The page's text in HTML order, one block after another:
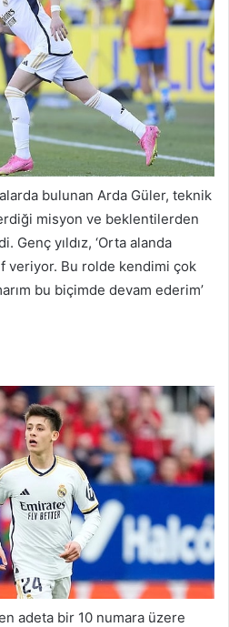
bulunan Arda Güler, teknik
misyon ve beklentilerden
Genç yıldız, ‘Orta alanda
veriyor. Bu rolde kendimi çok
bu biçimde devam ederim’
adeta bir 10 numara üzere